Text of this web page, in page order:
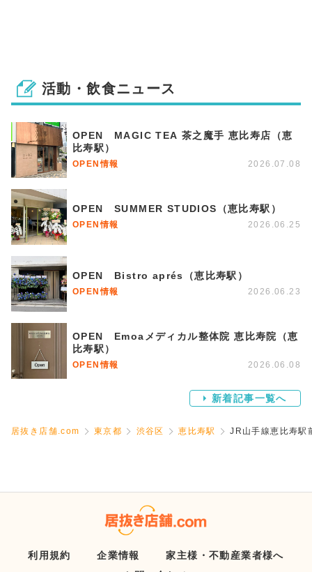
活動・飲食ニュース
OPEN MAGIC TEA 茶之魔手 恵比寿店（恵
比寿駅）
OPEN情報 2026.07.08
OPEN SUMMER STUDIOS（恵比寿駅）
OPEN情報 2026.06.25
OPEN Bistro aprés（恵比寿駅）
OPEN情報 2026.06.23
OPEN Emoaメディカル整体院 恵比寿院（恵
比寿駅）
OPEN情報 2026.06.08
新着記事一覧へ
居抜き店舗.com 東京都 渋谷区 恵比寿駅 JR山手線恵比寿駅
利用規約 企業情報
家主様・不動産業者様へ